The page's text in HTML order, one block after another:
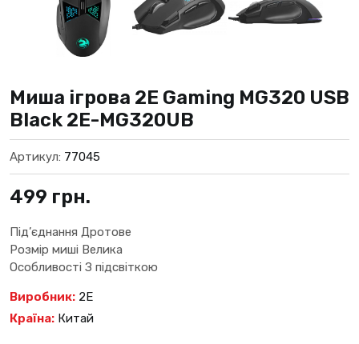
Миша ігрова 2E Gaming MG320 USB
Black 2E-MG320UB
Артикул: 77045
499 грн.
Під’єднання Дротове
Розмір миші Велика
Особливості З підсвіткою
Виробник: 2E
Країна: Китай